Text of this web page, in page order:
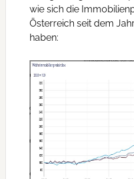
wie sich die
Österreich seit dem
haben: